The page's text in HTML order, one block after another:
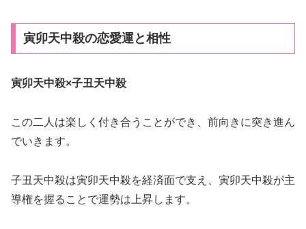
寅卯天中殺の恋愛運と相性
寅卯天中殺×子丑天中殺
この二人は楽しく付き合うことができ、前向きに突き進ん
でいきます。
子丑天中殺は寅卯天中殺を経済面で支え、寅卯天中殺が主
導権を握ることで運勢は上昇します。